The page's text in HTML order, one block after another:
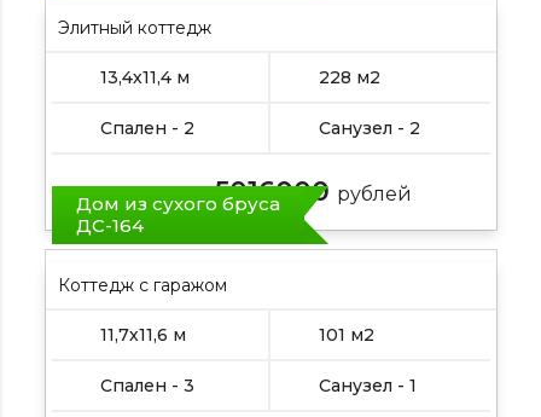
Элитный коттедж
13,4х11,4 м 228 м2
Спален - 2 Санузел - 2
Цена от: 5016000 рублей
Дом из сухого бруса
ДС-164
Коттедж с гаражом
11,7х11,6 м 101 м2
Спален - 3 Санузел - 1